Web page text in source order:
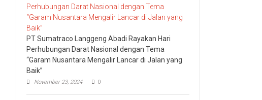
PT Sumatraco Langgeng Abadi Rayakan Hari
Perhubungan Darat Nasional dengan Tema
“Garam Nusantara Mengalir Lancar di Jalan yang
Baik”
November 23, 2024 0